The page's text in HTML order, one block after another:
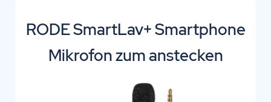
RODE SmartLav+ Smartphone
Mikrofon zum anstecken